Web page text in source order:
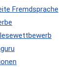
Fremdsprache